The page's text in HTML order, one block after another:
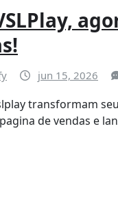
jun 15, 2026
transformam
de vendas e